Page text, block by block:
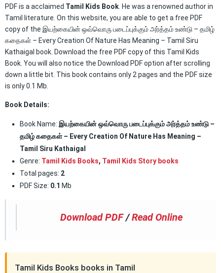
PDF is a acclaimed Tamil Kids Book . He was a renowned author in
Tamil literature. On this website, you are able to get a free PDF
copy of the இயற்கையின் ஒவ்வொரு படைப்புக்கும் அர்த்தம் உண்டு – தமிழ்
கதைகள் – Every Creation Of Nature Has Meaning – Tamil Siru
Kathaigal book. Download the free PDF copy of this Tamil Kids
Book. You will also notice the Download PDF option after scrolling
down a little bit. This book contains only 2 pages and the PDF size
is only 0.1 Mb.
Book Details:
Book Name: இயற்கையின் ஒவ்வொரு படைப்புக்கும் அர்த்தம் உண்டு –
தமிழ் கதைகள் – Every Creation Of Nature Has Meaning –
Tamil Siru Kathaigal
Genre: Tamil Kids Books, Tamil Kids Story books
Total pages: 2
PDF Size: 0.1 Mb
Download PDF /Read Online
Tamil Kids Books books in Tamil